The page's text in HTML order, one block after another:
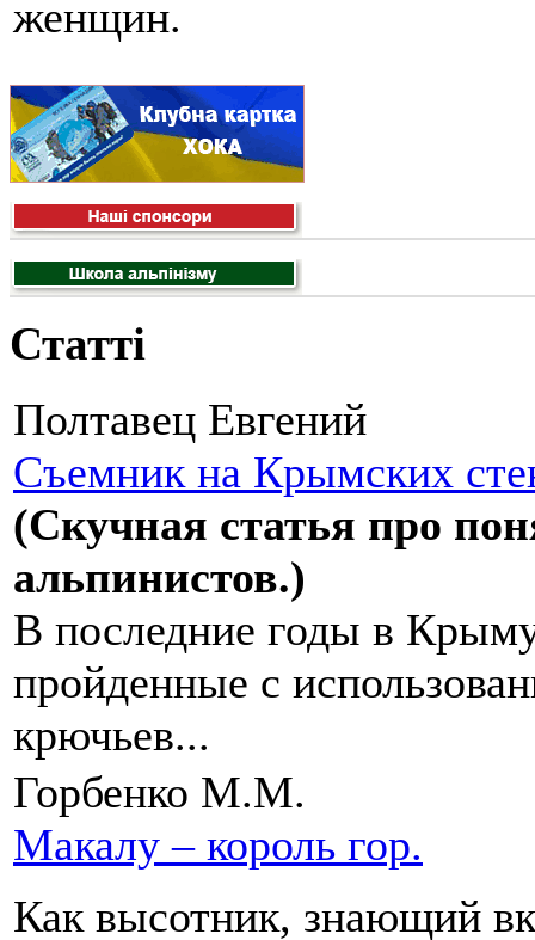
женщин.
Статті
Полтавец Евгений
Съемник на Крымских
(Скучная статья про
альпинистов.)
В последние годы в
пройденные с
крючьев...
Горбенко М.М.
Макалу – король гор.
Как высотник, знающий